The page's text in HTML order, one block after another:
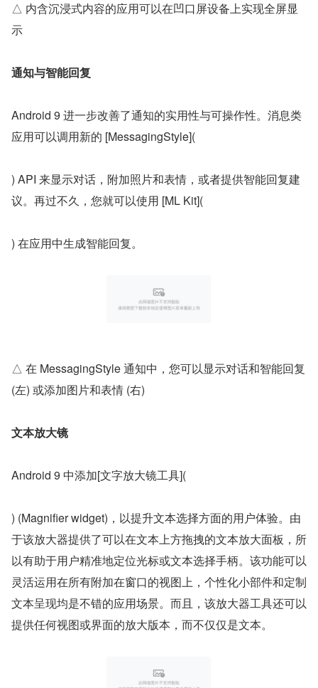
△ 内含沉浸式内容的应用可以在凹口屏设备上实现全屏显
示
通知与智能回复
Android 9 进一步改善了通知的实用性与可操作性。消息类
应用可以调用新的 [MessagingStyle](
) API 来显示对话，附加照片和表情，或者提供智能回复建
议。再过不久，您就可以使用 [ML Kit](
) 在应用中生成智能回复。
△ 在 MessagingStyle 通知中，您可以显示对话和智能回复
(左) 或添加图片和表情 (右)
文本放大镜
Android 9 中添加[文字放大镜工具](
) (Magnifier widget)，以提升文本选择方面的用户体验。由
于该放大器提供了可以在文本上方拖拽的文本放大面板，所
以有助于用户精准地定位光标或文本选择手柄。该功能可以
灵活运用在所有附加在窗口的视图上，个性化小部件和定制
文本呈现均是不错的应用场景。而且，该放大器工具还可以
提供任何视图或界面的放大版本，而不仅仅是文本。